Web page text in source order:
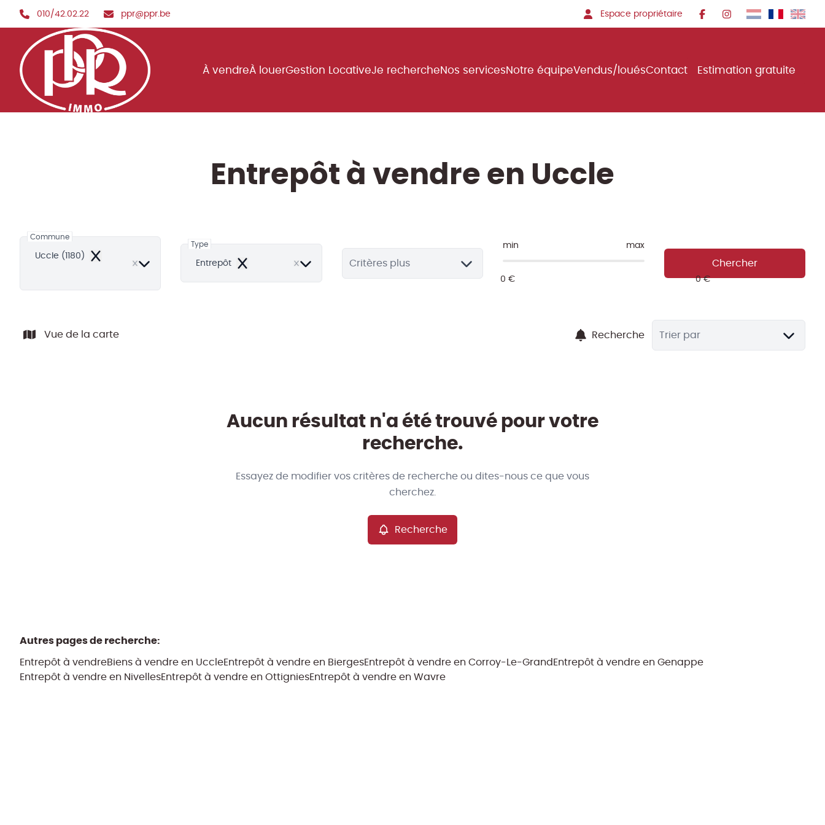
Aller au contenu principal
010/42.02.22 ppr@ppr.be Espace propriétaire
À vendreÀ louerGestion LocativeJe rechercheNos servicesNotre équipeVendus/louésContact Estimation gratuite
Entrepôt à vendre en Uccle
Commune
Uccle (1180)
Remove
Type
Entrepôt
Remove Critères plus
min max
Chercher
Vue de la carte Recherche Trier par
Aucun résultat n'a été trouvé pour votre
recherche.
Essayez de modifier vos critères de recherche ou dites-nous ce que vous
cherchez.
Recherche
Autres pages de recherche:
Entrepôt à vendreBiens à vendre en UccleEntrepôt à vendre en BiergesEntrepôt à vendre en Corroy-Le-GrandEntrepôt à vendre en Genappe
Entrepôt à vendre en NivellesEntrepôt à vendre en OttigniesEntrepôt à vendre en Wavre